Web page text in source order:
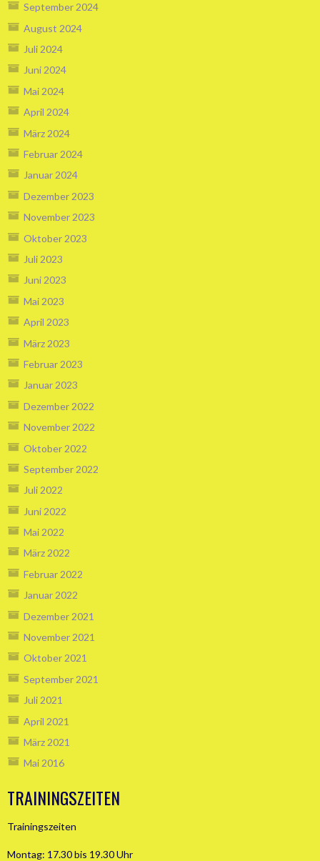
September 2024
August 2024
Juli 2024
Juni 2024
Mai 2024
April 2024
März 2024
Februar 2024
Januar 2024
Dezember 2023
November 2023
Oktober 2023
Juli 2023
Juni 2023
Mai 2023
April 2023
März 2023
Februar 2023
Januar 2023
Dezember 2022
November 2022
Oktober 2022
September 2022
Juli 2022
Juni 2022
Mai 2022
März 2022
Februar 2022
Januar 2022
Dezember 2021
November 2021
Oktober 2021
September 2021
Juli 2021
April 2021
März 2021
Mai 2016
TRAININGSZEITEN
Trainingszeiten
Montag: 17.30 bis 19.30 Uhr